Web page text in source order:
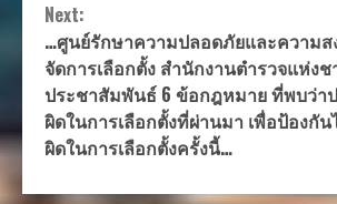
Next:
…ศูนย์รักษาความปลอดภัยและความส
จัดการเลือกตั้ง สำนักงานตำรวจแห่ง
ประชาสัมพันธ์ 6 ข้อกฎหมาย ที่พบว่า
ผิดในการเลือกตั้งที่ผ่านมา เพื่อป้องกั
ผิดในการเลือกตั้งครั้งนี้…